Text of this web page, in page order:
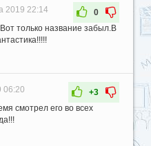
2019 22:14
0
только название забыл.В
06:20
+3
смотрел его во всех